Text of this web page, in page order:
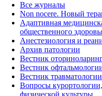
Все журналы
Non nocere. Новый
Адаптивная
общественного
Анестезиология и
Архив патологии
Вестник
Вестник
Вестник
Вопросы
физической культуры